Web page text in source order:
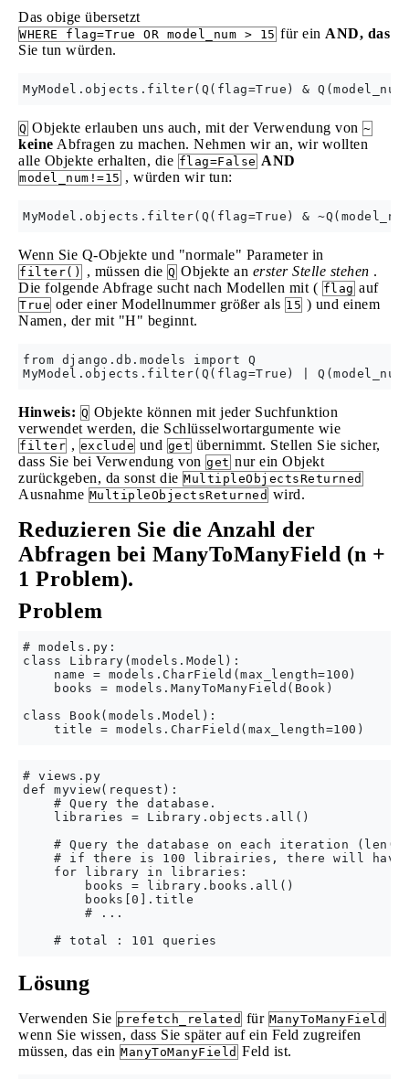
Das obige übersetzt
WHERE flag=True OR model_num > 15 für ein AND, das
Sie tun würden.
Q Objekte erlauben uns auch, mit der Verwendung von ~
keine Abfragen zu machen. Nehmen wir an, wir wollten
alle Objekte erhalten, die flag=False AND
model_num!=15 , würden wir tun:
Wenn Sie Q-Objekte und "normale" Parameter in
filter() , müssen die Q Objekte an erster Stelle stehen .
Die folgende Abfrage sucht nach Modellen mit ( flag auf
True oder einer Modellnummer größer als 15 ) und einem
Namen, der mit "H" beginnt.
from django.db.models import Q
Hinweis: Q Objekte können mit jeder Suchfunktion
verwendet werden, die Schlüsselwortargumente wie
filter , exclude und get übernimmt. Stellen Sie sicher,
dass Sie bei Verwendung von get nur ein Objekt
zurückgeben, da sonst die MultipleObjectsReturned
Ausnahme MultipleObjectsReturned wird.
Reduzieren Sie die Anzahl der
Abfragen bei ManyToManyField (n +
1 Problem).
Problem
# models.py:
class Library(models.Model):
    name = models.CharField(max_length=100)
    books = models.ManyToManyField(Book)
class Book(models.Model):
# views.py
def myview(request):
    # Query the database.
    libraries = Library.objects.all()
# Query the database on each iteration
# if there is 100 librairies, there will
    for library in libraries:
        books = library.books.all()
        books[0].title
        # ...
Lösung
Verwenden Sie prefetch_related für ManyToManyField
wenn Sie wissen, dass Sie später auf ein Feld zugreifen
müssen, das ein ManyToManyField Feld ist.